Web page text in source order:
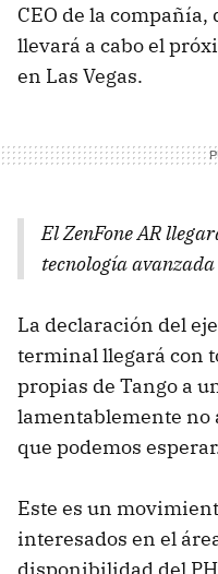
CEO de la compañía,
llevará a cabo el
en Las Vegas.
El ZenFone AR
tecnología
La declaración del
terminal llegará con
propias de Tango a
lamentablemente no
que podemos
Este es un
interesados en el